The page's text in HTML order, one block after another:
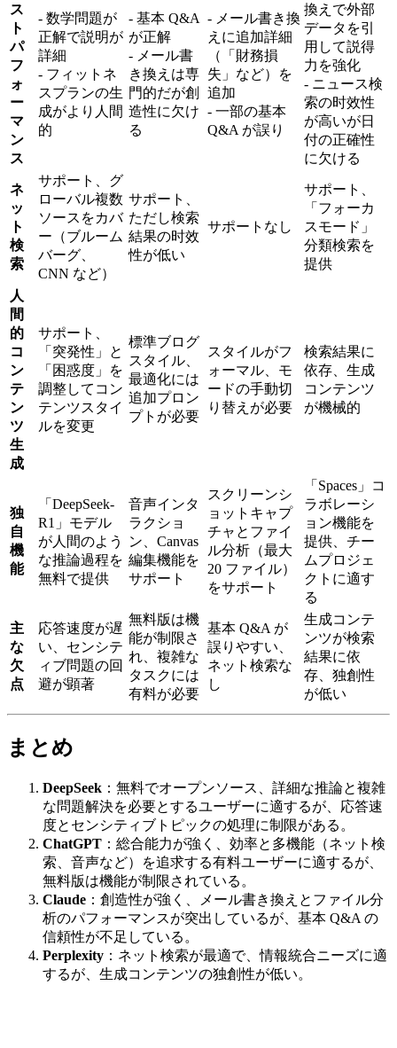
ス
ト
パ
フ
ォ
ー
マ
ン
ス
- 数学問題が
正解で説明が
詳細
- フィットネ
スプランの生
成がより人間
的
- 基本 Q&A
が正解
- メール書
き換えは専
門的だが創
造性に欠け
る
- メール書き換
えに追加詳細
（「財務損
失」など）を
追加
- 一部の基本
Q&A が誤り
換えで外部
データを引
用して説得
力を強化
- ニュース検
索の时效性
が高いが日
付の正確性
に欠ける
ネ
ッ
ト
検
索
サポート、グ
ローバル複数
ソースをカバ
ー（ブルーム
バーグ、
CNN など）
サポート、
ただし検索
結果の时效
性が低い
サポートなし
サポート、
「フォーカ
スモード」
分類検索を
提供
人
間
的
コ
ン
テ
ン
ツ
生
成
サポート、
「突発性」と
「困惑度」を
調整してコン
テンツスタイ
ルを変更
標準ブログ
スタイル、
最適化には
追加プロン
プトが必要
スタイルがフ
ォーマル、モ
ードの手動切
り替えが必要
検索結果に
依存、生成
コンテンツ
が機械的
独
自
機
能
「DeepSeek-
R1」モデル
が人間のよう
な推論過程を
無料で提供
音声インタ
ラクショ
ン、Canvas
編集機能を
サポート
スクリーンシ
ョットキャプ
チャとファイ
ル分析（最大
20 ファイル）
をサポート
「Spaces」コ
ラボレーシ
ョン機能を
提供、チー
ムプロジェ
クトに適す
る
主
な
欠
点
応答速度が遅
い、センシテ
ィブ問題の回
避が顕著
無料版は機
能が制限さ
れ、複雑な
タスクには
有料が必要
基本 Q&A が
誤りやすい、
ネット検索な
し
生成コンテ
ンツが検索
結果に依
存、独創性
が低い
まとめ
DeepSeek ：無料でオープンソース、詳細な推論と複雑
な問題解決を必要とするユーザーに適するが、応答速
度とセンシティブトピックの処理に制限がある。
ChatGPT ：総合能力が強く、効率と多機能（ネット検
索、音声など）を追求する有料ユーザーに適するが、
無料版は機能が制限されている。
Claude ：創造性が強く、メール書き換えとファイル分
析のパフォーマンスが突出しているが、基本 Q&A の
信頼性が不足している。
Perplexity ：ネット検索が最適で、情報統合ニーズに適
するが、生成コンテンツの独創性が低い。